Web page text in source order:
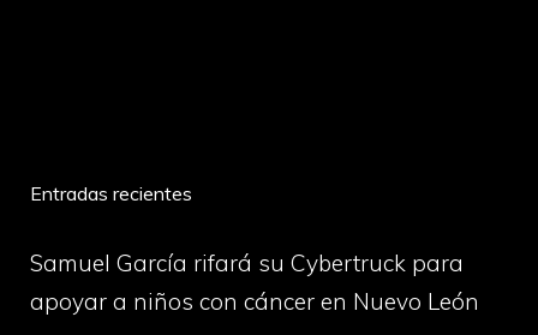
Entradas recientes
Samuel García rifará su Cybertruck para
apoyar a niños con cáncer en Nuevo León